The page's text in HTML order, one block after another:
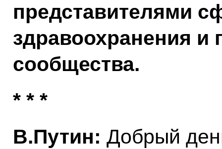
представителями
здравоохранения и
сообщества.
* * *
В.Путин: Добрый